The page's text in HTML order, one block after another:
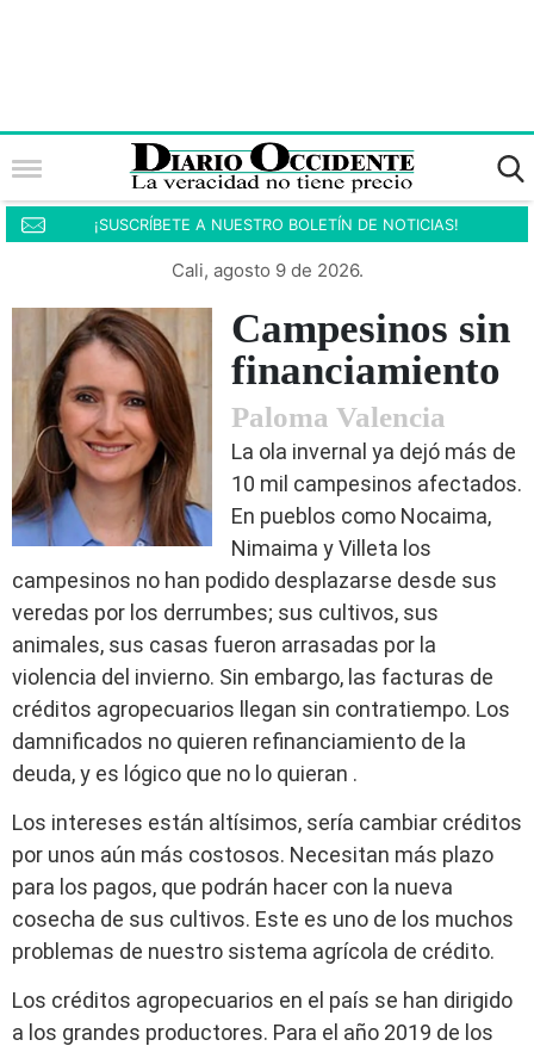
¡SUSCRÍBETE A NUESTRO BOLETÍN DE NOTICIAS!
Cali, agosto 9 de 2026.
Campesinos sin
financiamiento
Paloma Valencia
La ola invernal ya dejó más de
10 mil campesinos afectados.
En pueblos como Nocaima,
Nimaima y Villeta los
campesinos no han podido desplazarse desde sus
veredas por los derrumbes; sus cultivos, sus
animales, sus casas fueron arrasadas por la
violencia del invierno. Sin embargo, las facturas de
créditos agropecuarios llegan sin contratiempo. Los
damnificados no quieren refinanciamiento de la
deuda, y es lógico que no lo quieran .
Los intereses están altísimos, sería cambiar créditos
por unos aún más costosos. Necesitan más plazo
para los pagos, que podrán hacer con la nueva
cosecha de sus cultivos. Este es uno de los muchos
problemas de nuestro sistema agrícola de crédito.
Los créditos agropecuarios en el país se han dirigido
a los grandes productores. Para el año 2019 de los